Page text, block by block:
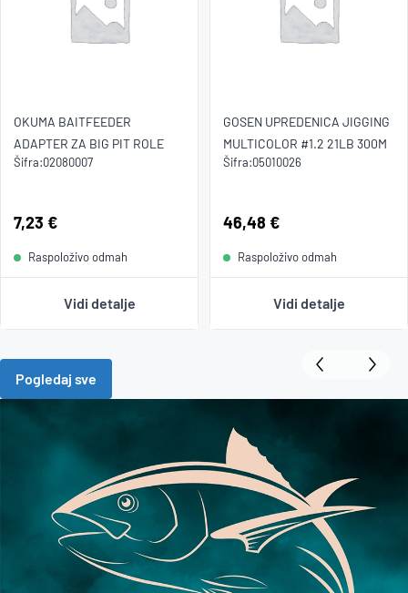
OKUMA BAITFEEDER
ADAPTER ZA BIG PIT ROLE
Šifra:02080007
Cijena:
7,23 €
Raspoloživo odmah
Vidi detalje
GOSEN UPREDENICA JIGGING
MULTICOLOR #1.2 21LB 300M
Šifra:05010026
Cijena:
46,48 €
Raspoloživo odmah
Vidi detalje
Pogledaj sve